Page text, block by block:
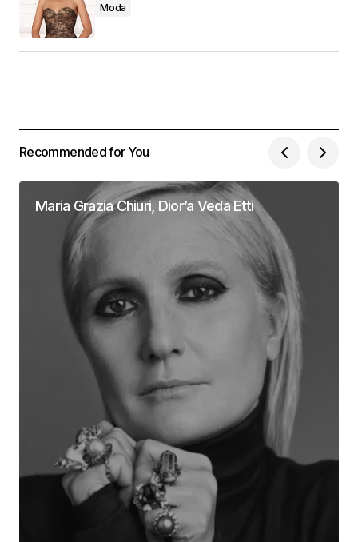
Moda
Recommended for You
Maria Grazia Chiuri, Dior’a Veda Etti